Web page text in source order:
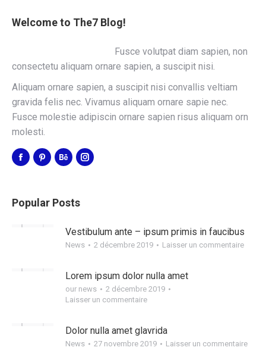
Welcome to The7 Blog!
Fusce volutpat diam sapien, non
consectetu aliquam ornare sapien, a suscipit nisi.
Aliquam ornare sapien, a suscipit nisi convallis veltiam
gravida felis nec. Vivamus aliquam ornare sapie nec.
Fusce molestie adipiscin ornare sapien risus aliquam orn
molesti.
Popular Posts
Vestibulum ante – ipsum primis in faucibus
News 2 décembre 2019 Laisser un commentaire
Lorem ipsum dolor nulla amet
our news
2 décembre 2019
Laisser un commentaire
Dolor nulla amet glavrida
News 27 novembre 2019 Laisser un commentaire